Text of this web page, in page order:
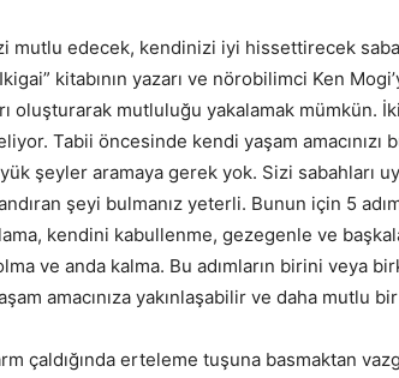
mutlu edecek, kendinizi iyi hissettirecek
kitabının yazarı ve nörobilimci Ken
oluşturarak mutluluğu yakalamak mümkün.
Tabii öncesinde kendi yaşam amacınızı
şeyler aramaya gerek yok. Sizi sabahları
şeyi bulmanız yeterli. Bunun için 5
kendini kabullenme, gezegenle ve
ve anda kalma. Bu adımların birini veya
amacınıza yakınlaşabilir ve daha mutlu
çaldığında erteleme tuşuna basmaktan